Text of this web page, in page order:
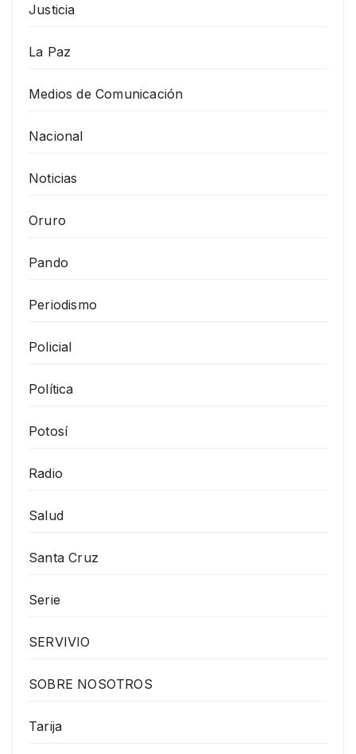
Justicia
La Paz
Medios de Comunicación
Nacional
Noticias
Oruro
Pando
Periodismo
Policial
Política
Potosí
Radio
Salud
Santa Cruz
Serie
SERVIVIO
SOBRE NOSOTROS
Tarija